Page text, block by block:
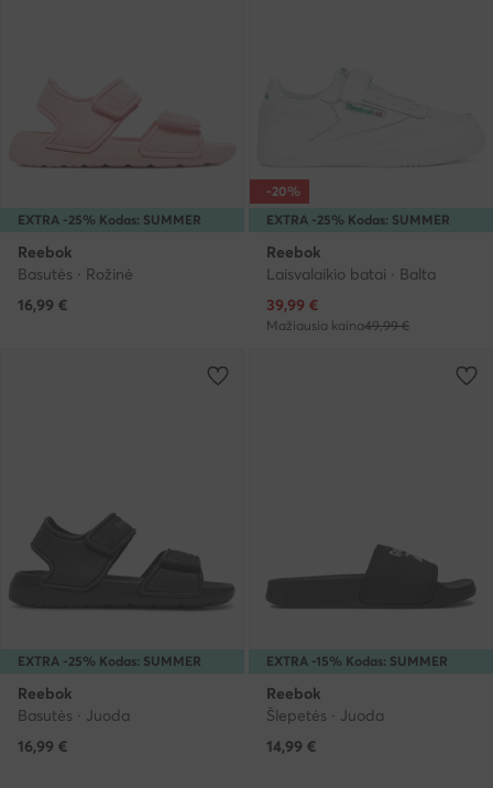
EXTRA -25% Kodas: SUMMER
Reebok
Basutės · Rožinė
16,99 €
EXTRA -25% Kodas: SUMMER
-20%
Reebok
Laisvalaikio batai · Balta
Dabartinė kaina
39,99 €
Mažiausia kaina49,99 €
EXTRA -25% Kodas: SUMMER
Reebok
Basutės · Juoda
16,99 €
EXTRA -15% Kodas: SUMMER
Reebok
Šlepetės · Juoda
14,99 €